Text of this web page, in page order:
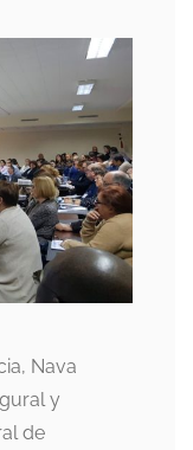
Nava
y
de